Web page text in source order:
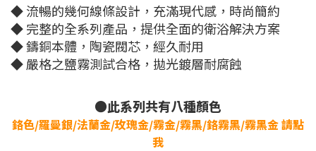
◆ 流暢的幾何線條設計，充滿現代感，時尚簡約
◆ 完整的全系列產品，提供全面的衛浴解決方案
◆ 鑄銅本體，陶瓷閥芯，經久耐用
◆ 嚴格之鹽霧測試合格，拋光鍍層耐腐蝕
●此系列共有八種顏色
鉻色/羅曼銀/法蘭金/玫瑰金/霧金/霧黑/鉻霧黑/霧黑金 請點
我